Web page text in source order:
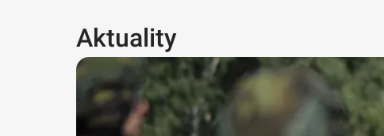
Aktuality